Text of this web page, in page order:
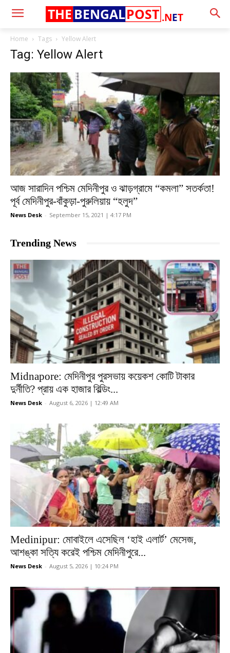
.NET
THE BENGALPOST
Home Tags Yellow Alert
Tag: Yellow Alert
আজ সারাদিন পশ্চিম মেদিনীপুর ও ঝাড়গ্রামে “কমলা” সতর্কতা!
পূর্ব মেদিনীপুর-বাঁকুড়া-পুরুলিয়ায় “হলুদ”
News Desk - September 15, 2021 | 4:17 PM
Trending News
Midnapore: মেদিনীপুর পুরসভায় কয়েকশ কোটি টাকার
দুর্নীতি? প্রায় এক হাজার বিল্ডিং...
News Desk - August 6, 2026 | 12:49 AM
Medinipur: মোবাইলে এসেছিল ‘হাই এলার্ট’ মেসেজ,
আশঙ্কা সত্যি করেই পশ্চিম মেদিনীপুরে...
News Desk - August 5, 2026 | 10:24 PM